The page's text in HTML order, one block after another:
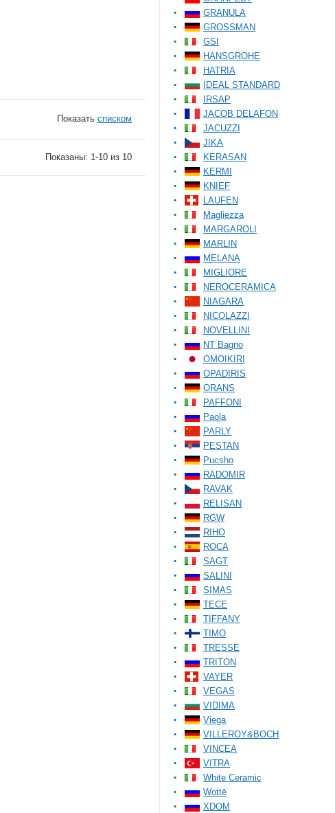
Показать списком
Показаны: 1-10 из 10
GRANULA
GROSSMAN
GSI
HANSGROHE
HATRIA
IDEAL STANDARD
IRSAP
JACOB DELAFON
JACUZZI
JIKA
KERASAN
KERMI
KNIEF
LAUFEN
Magliezza
MARGAROLI
MARLIN
MELANA
MIGLIORE
NEROCERAMICA
NIAGARA
NICOLAZZI
NOVELLINI
NT Bagno
OMOIKIRI
OPADIRIS
ORANS
PAFFONI
Paola
PARLY
PESTAN
Pucsho
RADOMIR
RAVAK
RELISAN
RGW
RIHO
ROCA
SAGT
SALINI
SIMAS
TECE
TIFFANY
TIMO
TRESSE
TRITON
VAYER
VEGAS
VIDIMA
Viega
VILLEROY&BOCH
VINCEA
VITRA
White Ceramic
Wottē
XDOM